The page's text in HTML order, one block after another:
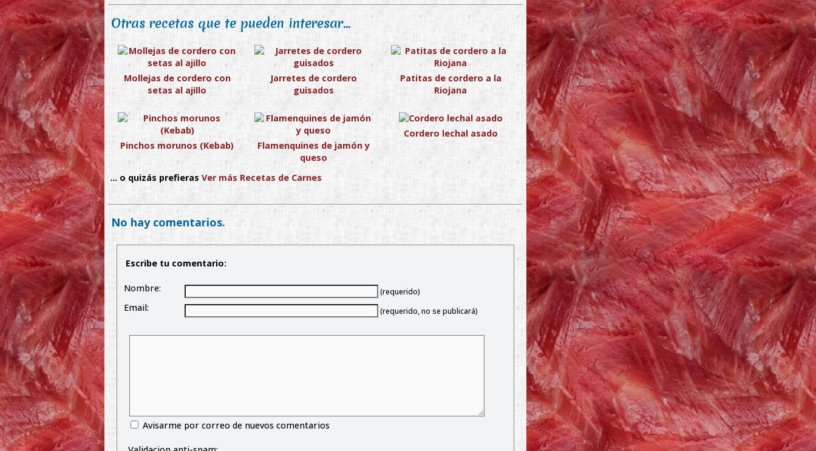
Otras recetas que te pueden interesar...
Mollejas de cordero con
setas al ajillo
Jarretes de cordero
guisados
Patitas de cordero a la
Riojana
Pinchos morunos (Kebab)
Flamenquines de jamón y
queso
Cordero lechal asado
... o quizás prefieras Ver más Recetas de Carnes
No hay comentarios.
Escribe tu comentario:
Nombre: (requerido)
Email: (requerido, no se publicará)
Avisarme por correo de nuevos comentarios